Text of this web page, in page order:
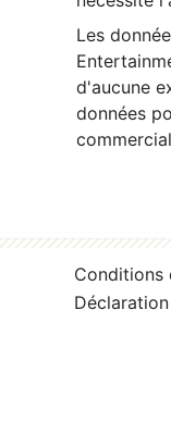
Les
d'aucune
données
Conditions